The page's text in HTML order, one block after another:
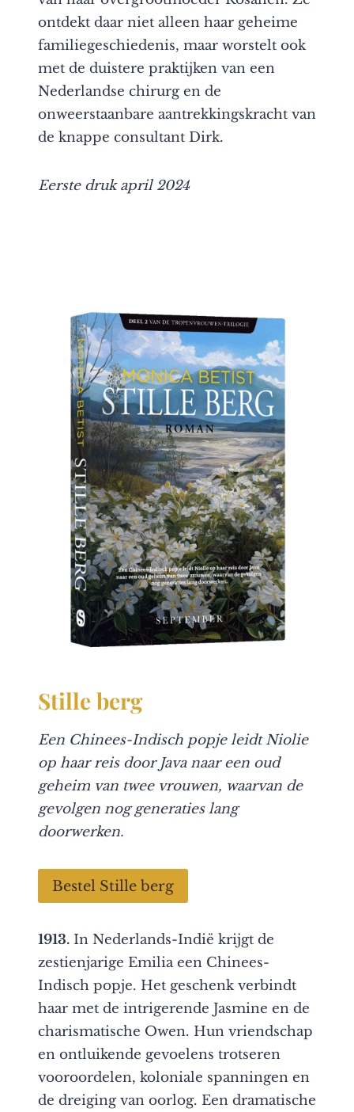
ontdekt daar niet alleen haar geheime
familiegeschiedenis, maar worstelt ook
met de duistere praktijken van een
Nederlandse chirurg en de
onweerstaanbare aantrekkingskracht van
de knappe consultant Dirk.
Eerste druk april 2024
Stille berg
Een Chinees-Indisch popje leidt Niolie
op haar reis door Java naar een oud
geheim van twee vrouwen, waarvan de
gevolgen nog generaties lang
doorwerken.
Bestel Stille berg
1913. In Nederlands-Indië krijgt de
zestienjarige Emilia een Chinees-
Indisch popje. Het geschenk verbindt
haar met de intrigerende Jasmine en de
charismatische Owen. Hun vriendschap
en ontluikende gevoelens trotseren
vooroordelen, koloniale spanningen en
de dreiging van oorlog. Een dramatische